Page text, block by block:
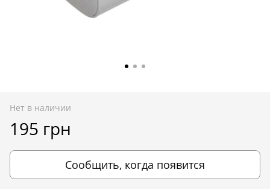
Нет в наличии
195 грн
Сообщить, когда появится